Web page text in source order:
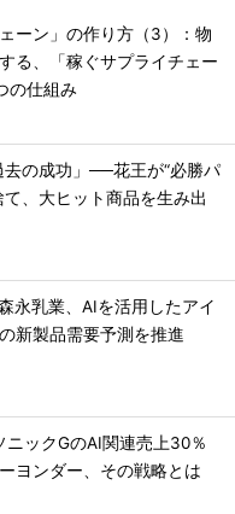
ーン」の作り方（3）：物
る、「稼ぐサプライチェー
の仕組み
去の成功」──花王が“必勝パ
て、大ヒット商品を生み出
永乳業、AIを活用したアイ
新製品需要予測を推進
ニックGのAI関連売上30％
ヨンダー、その戦略とは